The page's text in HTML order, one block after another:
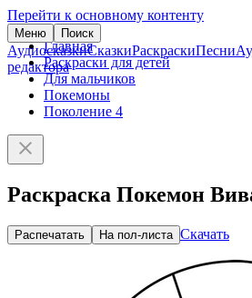
Перейти к основному контенту
Меню Поиск
АудиосказкиСказкиРаскраскиПесни
редактора
Главная
Раскраски для детей
Для мальчиков
Покемоны
Поколение 4
Раскраска Покемон
Распечатать На пол-листа Скачать